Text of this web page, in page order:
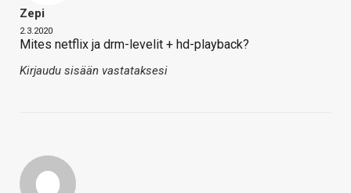
Zepi
2.3.2020
Mites netflix ja drm-levelit + hd-playback?
Kirjaudu sisään vastataksesi